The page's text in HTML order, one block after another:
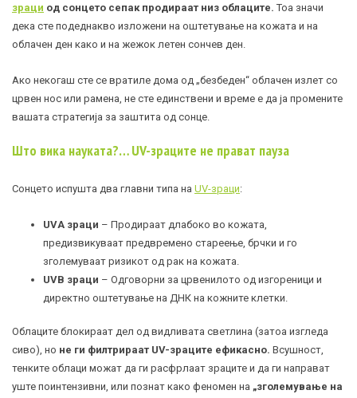
зраци од сонцето сепак продираат низ облаците. Тоа значи
дека сте подеднакво изложени на оштетување на кожата и на
облачен ден како и на жежок летен сончев ден.
Ако некогаш сте се вратиле дома од „безбеден“ облачен излет со
црвен нос или рамена, не сте единствени и време е да ја промените
вашата стратегија за заштита од сонце.
Што вика науката?… UV-зраците не прават пауза
Сонцето испушта два главни типа на UV-зраци:
UVA зраци – Продираат длабоко во кожата,
предизвикуваат предвремено стареење, брчки и го
зголемуваат ризикот од рак на кожата.
UVB зраци – Одговорни за црвенилото од изгореници и
директно оштетување на ДНК на кожните клетки.
Облаците блокираат дел од видливата светлина (затоа изгледа
сиво), но не ги филтрираат UV-зраците ефикасно. Всушност,
тенките облаци можат да ги расфрлаат зраците и да ги направат
уште поинтензивни, или познат како феномен на „зголемување на